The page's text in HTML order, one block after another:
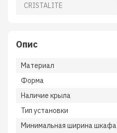
CRISTALITE
Опис
Материал
Форма
Наличие крыла
Тип установки
Минимальная ширина шкафа